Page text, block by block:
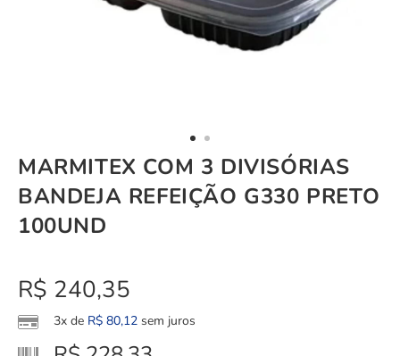
MARMITEX COM 3 DIVISÓRIAS
BANDEJA REFEIÇÃO G330 PRETO
100UND
R$ 240,35
3x de R$ 80,12 sem juros